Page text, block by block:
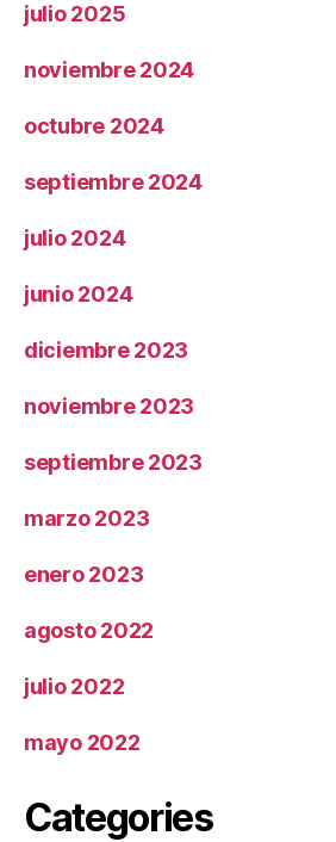
julio 2025
noviembre 2024
octubre 2024
septiembre 2024
julio 2024
junio 2024
diciembre 2023
noviembre 2023
septiembre 2023
marzo 2023
enero 2023
agosto 2022
julio 2022
mayo 2022
Categories